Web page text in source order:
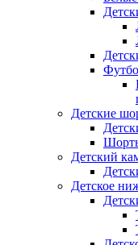
Детские
Детский
Детское